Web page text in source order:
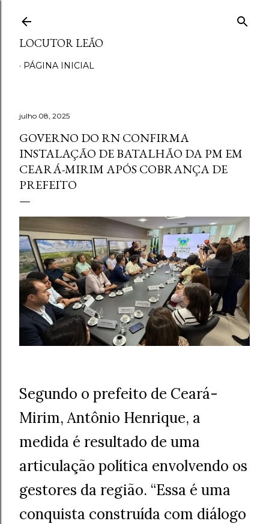
LOCUTOR LEÃO
PÁGINA INICIAL
julho 08, 2025
GOVERNO DO RN CONFIRMA
INSTALAÇÃO DE BATALHÃO DA PM EM
CEARÁ-MIRIM APÓS COBRANÇA DE
PREFEITO
Segundo o prefeito de Ceará-
Mirim, Antônio Henrique, a
medida é resultado de uma
articulação política envolvendo os
gestores da região. “Essa é uma
conquista construída com diálogo